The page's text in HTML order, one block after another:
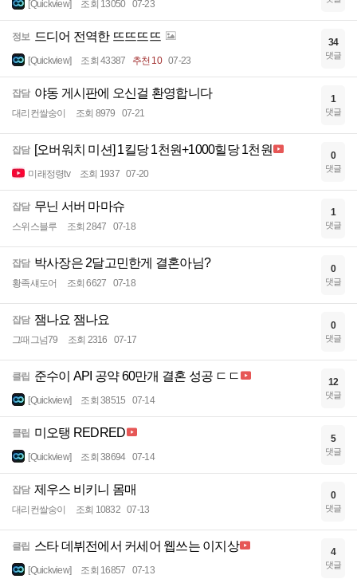
[Quickview] 조회 13050 07-23
정보 드디어 전역한 뜨뜨뜨뜨
[Quickview] 조회 43387 추천 10 07-23
34
댓글
잡담 야동 게시판에 오신걸 환영합니다
대리컨쌀숭이 조회 8979 07-21
1
댓글
잡담 [오버워치 미션] 1킬당 1천원+1000힐당 1천원
미래정령tv 조회 1937 07-20
0
댓글
잡담 무닌 서버 마마슈
스위스블루 조회 2847 07-18
1
댓글
잡담 박사장은 2달고민한게 결혼아님?
황족섀도어 조회 6627 07-18
0
댓글
잡담 잼나요 잼나요
그때그넘79 조회 2316 07-17
0
댓글
클립 준수이 API 공약 60만개 결혼 성공 ㄷㄷ
[Quickview] 조회 38515 07-14
12
댓글
클립 미오탱 REDRED
[Quickview] 조회 38694 07-14
5
댓글
잡담 제우스 비키니 몸매
대리컨쌀숭이 조회 10832 07-13
0
댓글
클립 스타 데뷔전에서 커세어 웹쓰는 이지상
[Quickview] 조회 16857 07-13
4
댓글